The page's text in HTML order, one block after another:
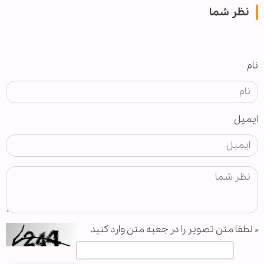
نظر شما
نام
ایمیل
* لطفا متن تصویر را در جعبه متن وارد کنید